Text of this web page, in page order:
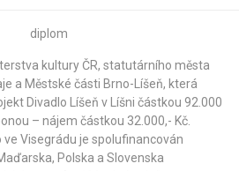
kultury ČR, statutárního města
a Městské části Brno-Líšeň, která
Divadlo Líšeň v Líšni částkou 92.000
– nájem částkou 32.000,- Kč.
ve Visegrádu je spolufinancován
Polska a Slovenska